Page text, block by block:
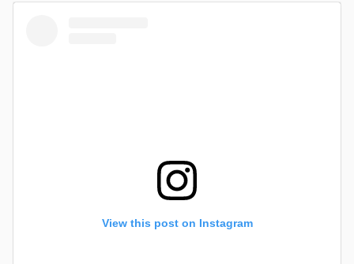
View this post on Instagram